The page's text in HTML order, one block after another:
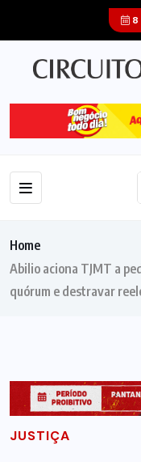
8
Home
Abilio aciona TJMT a
quórum e destravar
JUSTIÇA